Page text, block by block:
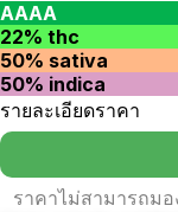
AAAA
22% thc
50% sativa
50% indica
รายละเอียดราคา
ราคาไม่สามารถม